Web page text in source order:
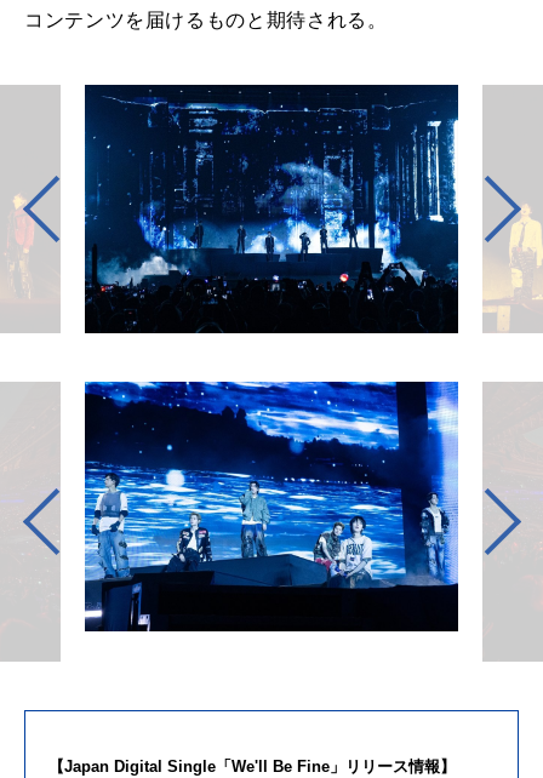
コンテンツを届けるものと期待される。
【Japan Digital Single「We'll Be Fine」リリース情報】